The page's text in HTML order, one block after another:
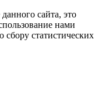
сайта, это
нами
статистических